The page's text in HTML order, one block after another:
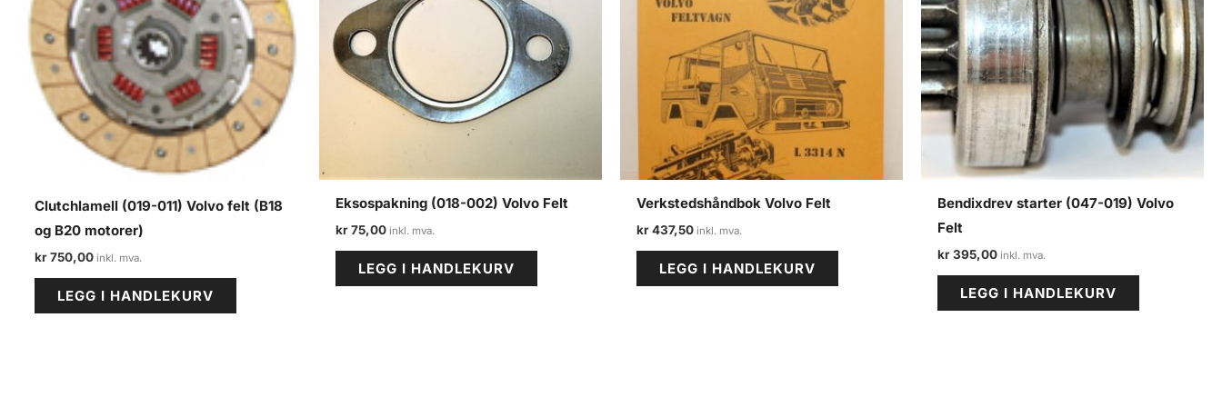
Clutchlamell (019-011) Volvo felt (B18
og B20 motorer)
kr750,00
LEGG I HANDLEKURV
Eksospakning (018-002) Volvo Felt
kr75,00
LEGG I HANDLEKURV
Verkstedshåndbok Volvo Felt
kr437,50
LEGG I HANDLEKURV
Bendixdrev starter (047-019) Volvo
Felt
kr395,00
LEGG I HANDLEKURV